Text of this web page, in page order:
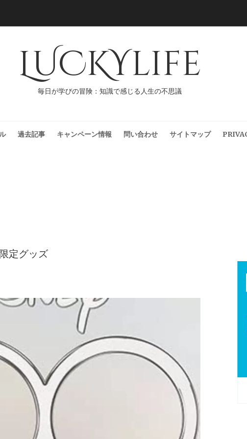
LUCKYlife
毎日が学びの冒険：知識で感じる人生の不思議
過去記事 キャンペーン情報 問い合わせ サイトマップ
定グッズ